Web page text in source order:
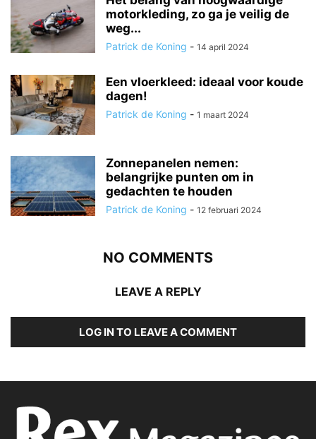
motorkleding, zo ga je veilig de
weg...
Patrick de Koning - 14 april 2024
Een vloerkleed: ideaal voor koude
dagen!
Patrick de Koning - 1 maart 2024
Zonnepanelen nemen:
belangrijke punten om in
gedachten te houden
Patrick de Koning - 12 februari 2024
NO COMMENTS
LEAVE A REPLY
LOG IN TO LEAVE A COMMENT